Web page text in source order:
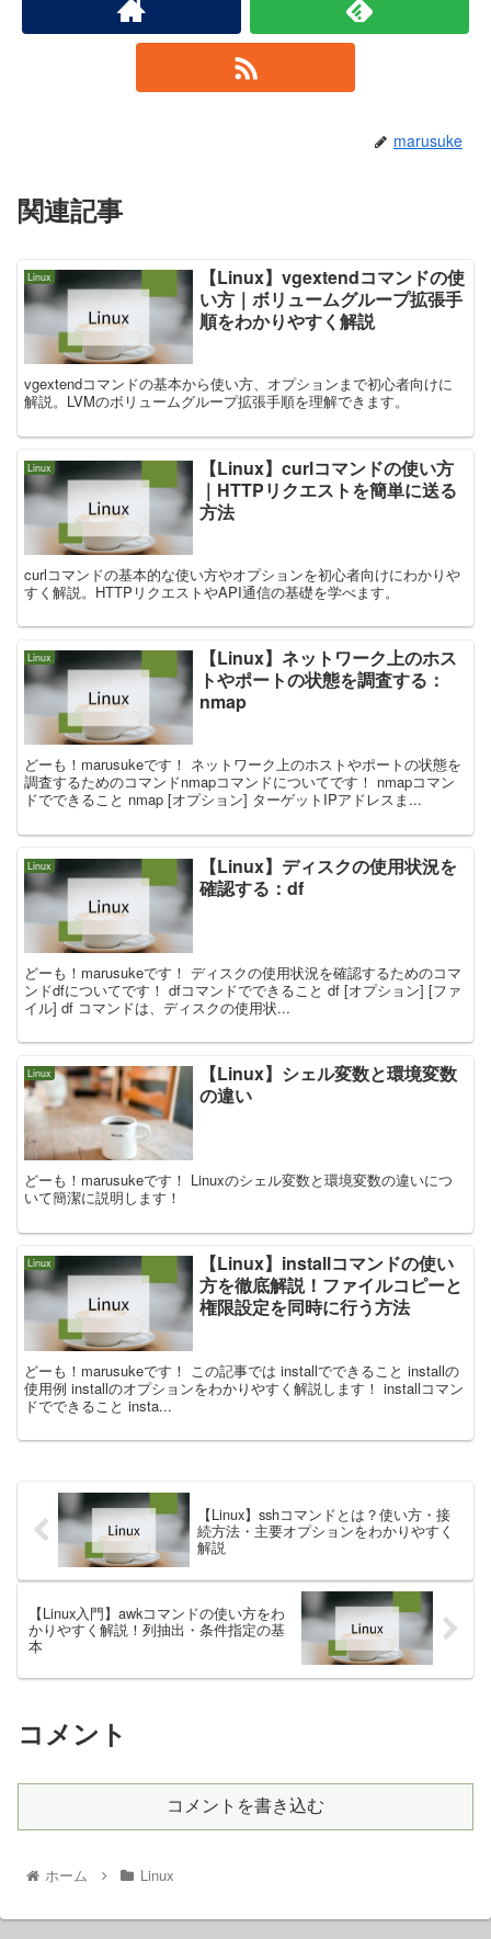
marusuke
関連記事
Linux
【Linux】vgextendコマンドの使
い方｜ボリュームグループ拡張手
順をわかりやすく解説
vgextendコマンドの基本から使い方、オプションまで初心者向けに
解説。LVMのボリュームグループ拡張手順を理解できます。
Linux
【Linux】curlコマンドの使い方
｜HTTPリクエストを簡単に送る
方法
curlコマンドの基本的な使い方やオプションを初心者向けにわかりや
すく解説。HTTPリクエストやAPI通信の基礎を学べます。
Linux
【Linux】ネットワーク上のホス
トやポートの状態を調査する：
nmap
どーも！marusukeです！ ネットワーク上のホストやポートの状態を
調査するためのコマンドnmapコマンドについてです！ nmapコマン
ドでできること nmap [オプション] ターゲットIPアドレスま...
Linux
【Linux】ディスクの使用状況を
確認する：df
どーも！marusukeです！ ディスクの使用状況を確認するためのコマ
ンドdfについてです！ dfコマンドでできること df [オプション] [ファ
イル] df コマンドは、ディスクの使用状...
Linux
【Linux】シェル変数と環境変数
の違い
どーも！marusukeです！ Linuxのシェル変数と環境変数の違いにつ
いて簡潔に説明します！
Linux
【Linux】installコマンドの使い
方を徹底解説！ファイルコピーと
権限設定を同時に行う方法
どーも！marusukeです！ この記事では installでできること installの
使用例 installのオプションをわかりやすく解説します！ installコマン
ドでできること insta...
【Linux】sshコマンドとは？使い方・接
続方法・主要オプションをわかりやすく
解説
【Linux入門】awkコマンドの使い方をわ
かりやすく解説！列抽出・条件指定の基
本
コメント
コメントを書き込む
ホーム Linux